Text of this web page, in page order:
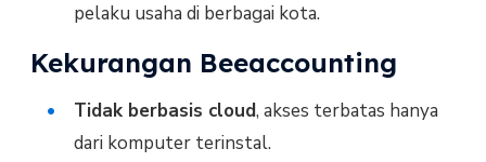
pelaku usaha di berbagai kota.
Kekurangan Beeaccounting
Tidak berbasis cloud, akses terbatas hanya
dari komputer terinstal.